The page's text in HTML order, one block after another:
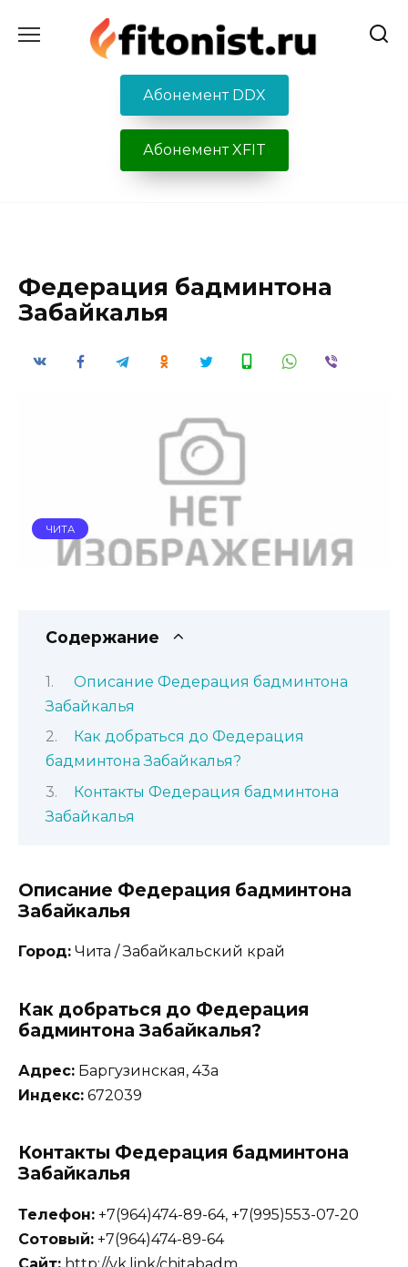
содержанию
Абонемент DDX
Абонемент XFIT
Федерация бадминтона
Забайкалья
ЧИТА
Содержание
Описание Федерация бадминтона
Забайкалья
Как добраться до Федерация
бадминтона Забайкалья?
Контакты Федерация бадминтона
Забайкалья
Описание Федерация бадминтона
Забайкалья
Город: Чита / Забайкальский край
Как добраться до Федерация
бадминтона Забайкалья?
Адрес: Баргузинская, 43а
Индекс: 672039
Контакты Федерация бадминтона
Забайкалья
Телефон: +7(964)474-89-64, +7(995)553-07-20
Сотовый: +7(964)474-89-64
Сайт: http://vk.link/chitabadm